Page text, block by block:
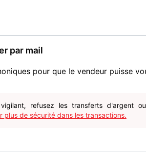
par mail
pour que le vendeur puisse
refusez les transferts d'argent
plus de sécurité dans les transactions.